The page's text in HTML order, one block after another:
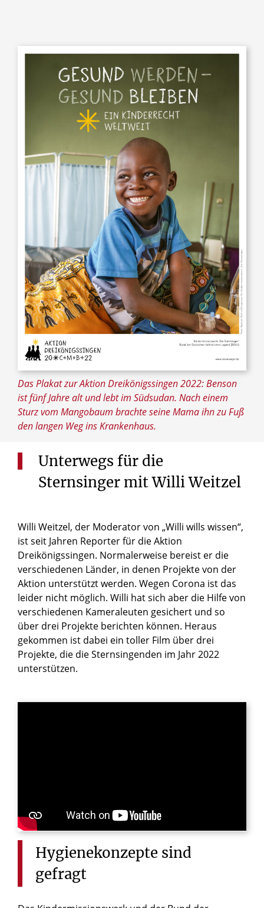
© Nyokabi Kahura / Kindermissionswerk / Fairpicture
Das Plakat zur Aktion Dreikönigssingen 2022: Benson
ist fünf Jahre alt und lebt im Südsudan. Nach einem
Sturz vom Mangobaum brachte seine Mama ihn zu Fuß
den langen Weg ins Krankenhaus.
Unterwegs für die
Sternsinger mit Willi Weitzel
Willi Weitzel, der Moderator von „Willi wills wissen“,
ist seit Jahren Reporter für die Aktion
Dreikönigssingen. Normalerweise bereist er die
verschiedenen Länder, in denen Projekte von der
Aktion unterstützt werden. Wegen Corona ist das
leider nicht möglich. Willi hat sich aber die Hilfe von
verschiedenen Kameraleuten gesichert und so
über drei Projekte berichten können. Heraus
gekommen ist dabei ein toller Film über drei
Projekte, die die Sternsingenden im Jahr 2022
unterstützen.
Hygienekonzepte sind
gefragt